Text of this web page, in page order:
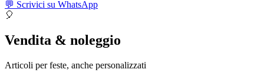
💬 Scrivici su WhatsApp
🎈
Vendita & noleggio
Articoli per feste, anche personalizzati